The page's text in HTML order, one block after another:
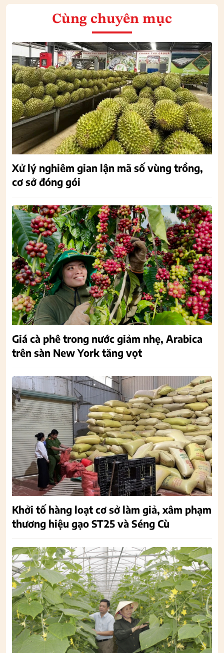
Cùng chuyên mục
Xử lý nghiêm gian lận mã số vùng trồng,
cơ sở đóng gói
Giá cà phê trong nước giảm nhẹ, Arabica
trên sàn New York tăng vọt
Khởi tố hàng loạt cơ sở làm giả, xâm phạm
thương hiệu gạo ST25 và Séng Cù